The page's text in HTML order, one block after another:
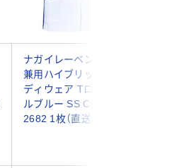
ナガイレーベン 男女
兼用ハイブリッドメ
ディウェア Tロイヤ
ルブルー SS CFS-
2682 1枚（直送品）